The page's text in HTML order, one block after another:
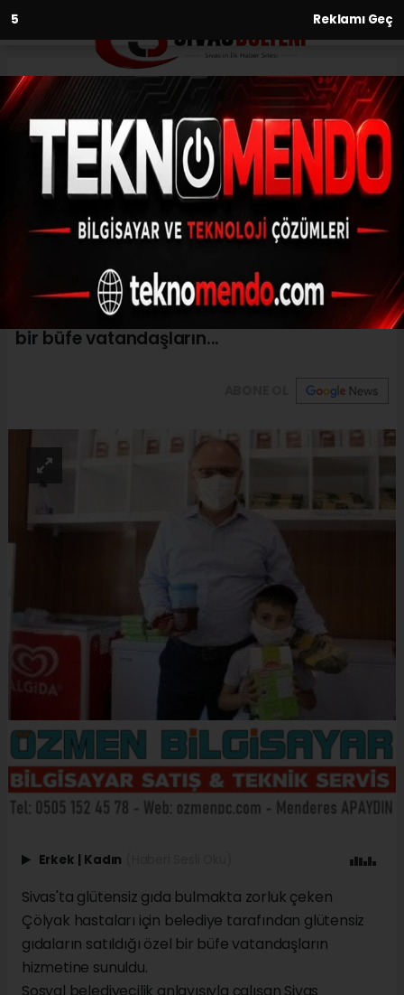
3 Reklamı Geç
Anasayfa
Ürün bulmakta zorlanıyorlardı,
imdatlarına belediye yetişti
08.08.2020 - 15:03, Güncelleme: 08.08.2020 - 15:03
Sivas'ta glütensiz gıda bulmakta zorluk
çeken Çölyak hastaları için belediye
tarafından glütensiz gıdaların satıldığı özel
bir büfe vatandaşların...
Erkek | Kadın
Sivas'ta glütensiz gıda bulmakta zorluk çeken
Çölyak hastaları için belediye tarafından glütensiz
gıdaların satıldığı özel bir büfe vatandaşların
hizmetine sunuldu.
Sosyal belediyecilik anlayışıyla çalışan Sivas